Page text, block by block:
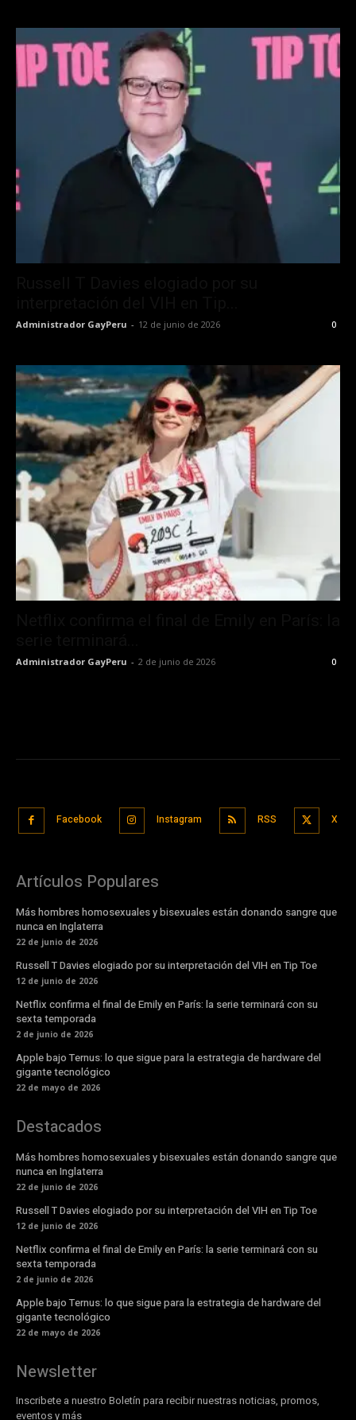
Administrador GayPeru - 12 de junio de 2026 0
Administrador GayPeru - 2 de junio de 2026 0
Facebook Instagram RSS X
Artículos Populares
Más hombres homosexuales y bisexuales están donando sangre que
nunca en Inglaterra
22 de junio de 2026
Russell T Davies elogiado por su interpretación del VIH en Tip Toe
12 de junio de 2026
Netflix confirma el final de Emily en París: la serie terminará con su
sexta temporada
2 de junio de 2026
Apple bajo Ternus: lo que sigue para la estrategia de hardware del
gigante tecnológico
22 de mayo de 2026
Destacados
Más hombres homosexuales y bisexuales están donando sangre que
nunca en Inglaterra
22 de junio de 2026
Russell T Davies elogiado por su interpretación del VIH en Tip Toe
12 de junio de 2026
Netflix confirma el final de Emily en París: la serie terminará con su
sexta temporada
2 de junio de 2026
Apple bajo Ternus: lo que sigue para la estrategia de hardware del
gigante tecnológico
22 de mayo de 2026
Newsletter
Inscribete a nuestro Boletín para recibir nuestras noticias, promos,
eventos y más